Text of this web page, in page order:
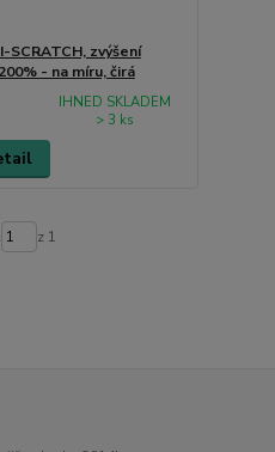
zvýšení
- na míru, čirá
IHNED SKLADEM
> 3 ks
z 1